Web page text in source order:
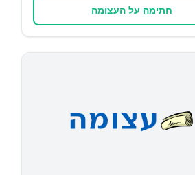
חתימה על העצומה